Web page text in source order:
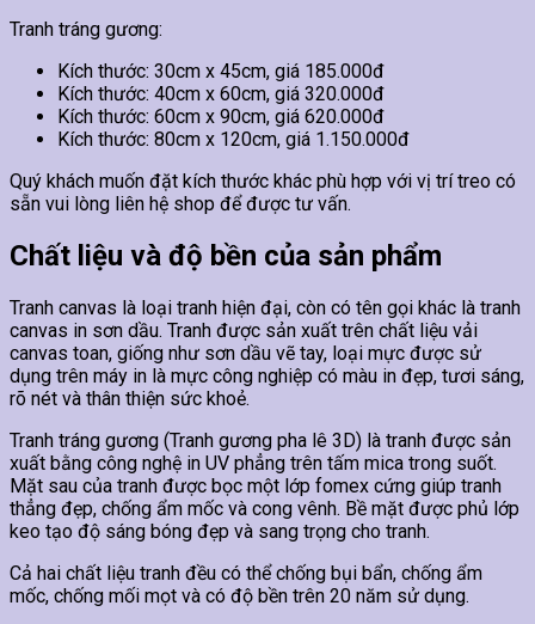
Tranh tráng gương:
Kích thước: 30cm x 45cm, giá 185.000đ
Kích thước: 40cm x 60cm, giá 320.000đ
Kích thước: 60cm x 90cm, giá 620.000đ
Kích thước: 80cm x 120cm, giá 1.150.000đ
Quý khách muốn đặt kích thước khác phù hợp với vị trí treo có
sẵn vui lòng liên hệ shop để được tư vấn.
Chất liệu và độ bền của sản phẩm
Tranh canvas là loại tranh hiện đại, còn có tên gọi khác là tranh
canvas in sơn dầu. Tranh được sản xuất trên chất liệu vải
canvas toan, giống như sơn dầu vẽ tay, loại mực được sử
dụng trên máy in là mực công nghiệp có màu in đẹp, tươi sáng,
rõ nét và thân thiện sức khoẻ.
Tranh tráng gương (Tranh gương pha lê 3D) là tranh được sản
xuất bằng công nghệ in UV phẳng trên tấm mica trong suốt.
Mặt sau của tranh được bọc một lớp fomex cứng giúp tranh
thẳng đẹp, chống ẩm mốc và cong vênh. Bề mặt được phủ lớp
keo tạo độ sáng bóng đẹp và sang trọng cho tranh.
Cả hai chất liệu tranh đều có thể chống bụi bẩn, chống ẩm
mốc, chống mối mọt và có độ bền trên 20 năm sử dụng.